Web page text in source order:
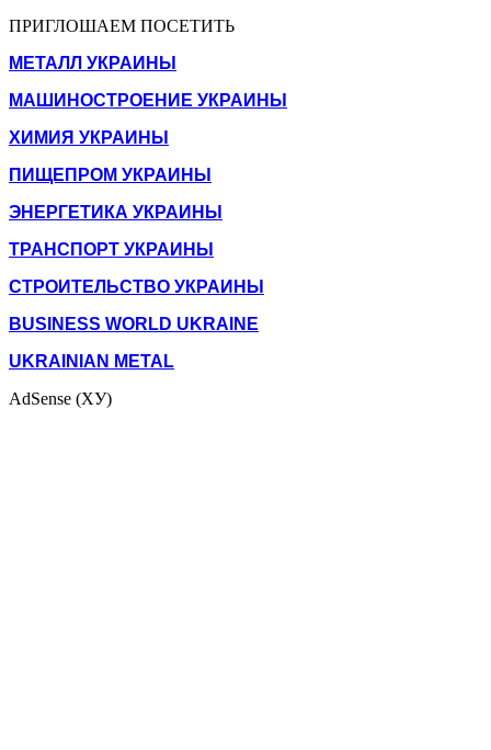
ПРИГЛОШАЕМ ПОСЕТИТЬ
МЕТАЛЛ УКРАИНЫ
МАШИНОСТРОЕНИЕ УКРАИНЫ
ХИМИЯ УКРАИНЫ
ПИЩЕПРОМ УКРАИНЫ
ЭНЕРГЕТИКА УКРАИНЫ
ТРАНСПОРТ УКРАИНЫ
СТРОИТЕЛЬСТВО УКРАИНЫ
BUSINESS WORLD UKRAINE
UKRAINIAN METAL
AdSense (ХУ)